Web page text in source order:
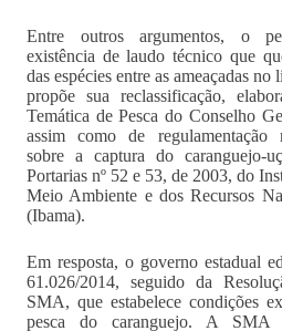
Entre outros argumentos, o
existência de laudo técnico que
das espécies entre as ameaçadas
propõe sua reclassificação,
Temática de Pesca do Conselho
assim como de regulamentação
sobre a captura do caranguejo-
Portarias nº 52 e 53, de 2003, do
Meio Ambiente e dos Recursos
(Ibama).
Em resposta, o governo estadual
61.026/2014, seguido da
SMA, que estabelece condições
pesca do caranguejo. A SMA